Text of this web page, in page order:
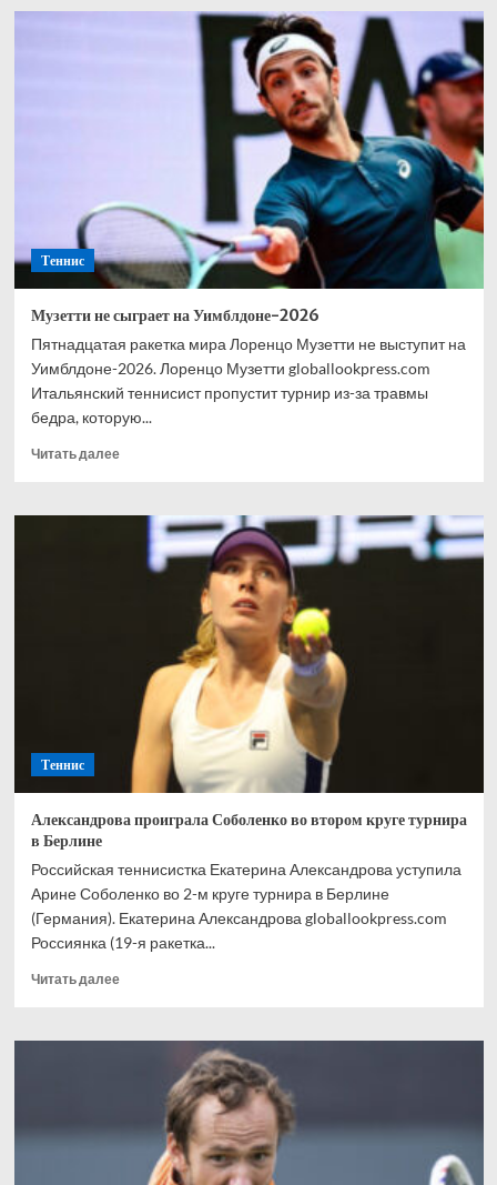
Сборная
Теннис
Музетти не сыграет на Уимблдоне-2026
Пятнадцатая ракетка мира Лоренцо Музетти не выступит на
Уимблдоне-2026. Лоренцо Музетти globallookpress.com
Итальянский теннисист пропустит турнир из-за травмы
бедра, которую...
Читать далееПрочитать
Музетти
сыграет
Уимблдоне-2026
Теннис
Александрова проиграла Соболенко во втором круге турнира
в Берлине
Российская теннисистка Екатерина Александрова уступила
Арине Соболенко во 2-м круге турнира в Берлине
(Германия). Екатерина Александрова globallookpress.com
Россиянка (19-я ракетка...
Читать далееПрочитать
Александрова
Соболенко
турнира